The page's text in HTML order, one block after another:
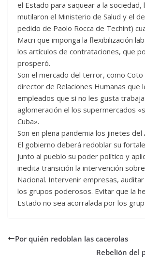
el Estado para saquear a la sociedad,
mutilaron el Ministerio de Salud y el
pedido de Paolo Rocca de Techint)
Macri que imponga la flexibilización
los artículos de contrataciones, que
prosperó.
Son el mercado del terror, como Coto
director de Relaciones Humanas que
empleados que si no les gusta
aglomeración el los supermercados
Cuba».
Son en plena pandemia los jinetes del
El gobierno deberá redoblar su
junto al pueblo su poder político y
inedita transición la intervención
Nacional. Intervenir empresas,
los grupos poderosos. Evitar que la
Estado no sea acorralada por los
Por quién redoblan las cacerolas
Rebelión del